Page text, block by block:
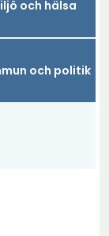
och hälsa
och politik